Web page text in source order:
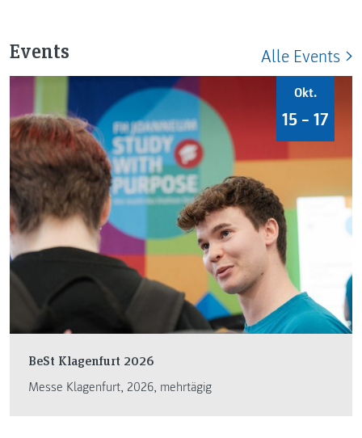
Events Alle Events
Okt.
15 – 17
BeSt Klagenfurt 2026
Messe Klagenfurt, 2026, mehrtägig